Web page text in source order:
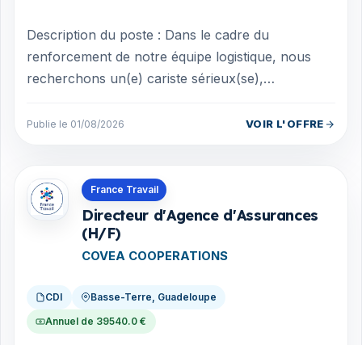
Description du poste : Dans le cadre du
renforcement de notre équipe logistique, nous
recherchons un(e) cariste sérieux(se),
m...
Publie le 01/08/2026 VOIR L'OFFRE
France Travail
Directeur d'Agence d'Assurances
(H/F)
COVEA COOPERATIONS
CDI Basse-Terre, Guadeloupe
Annuel de 39540.0 €
Offres en Guadeloupe